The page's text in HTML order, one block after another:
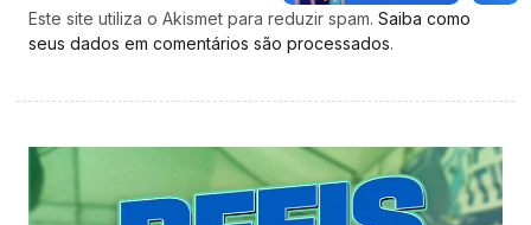
Este site utiliza o Akismet para reduzir spam. Saiba como
seus dados em comentários são processados.